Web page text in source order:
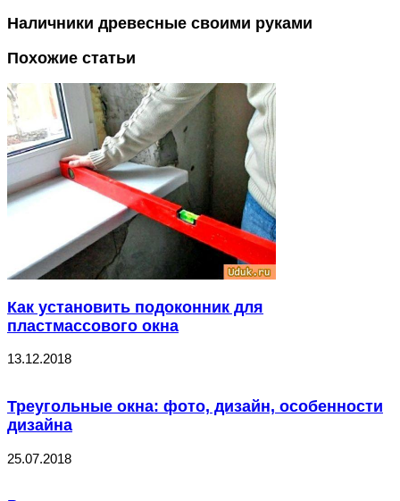
Наличники древесные своими руками
Похожие статьи
Как установить подоконник для
пластмассового окна
13.12.2018
Треугольные окна: фото, дизайн, особенности
дизайна
25.07.2018